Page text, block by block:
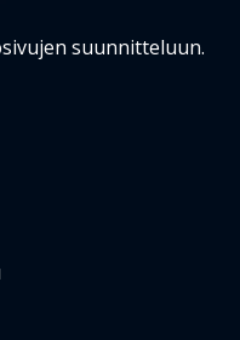
suunnitteluun.